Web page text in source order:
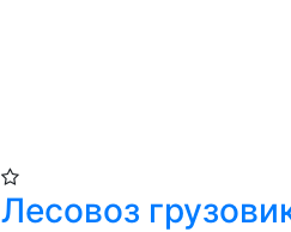
Лесовоз